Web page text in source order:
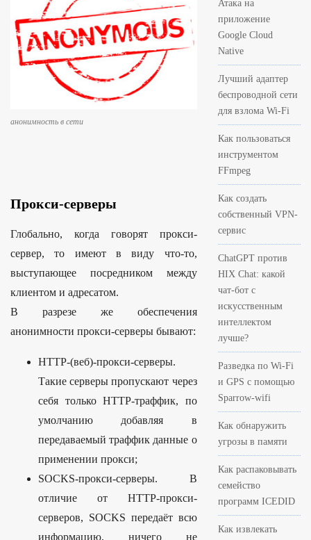
анонимность в сети
Прокси-серверы
Глобально, когда говорят прокси-
сервер, то имеют в виду что-то,
выступающее посредником между
клиентом и адресатом.
В разрезе же обеспечения
анонимности прокси-серверы бывают:
HTTP-(веб)-прокси-серверы.
Такие серверы пропускают через
себя только HTTP-траффик, по
умолчанию добавляя в
передаваемый траффик данные о
применении прокси;
SOCKS-прокси-серверы. В
отличие от HTTP-прокси-
серверов, SOCKS передаёт всю
информацию, ничего не
Атака на
приложение
Google Cloud
Native
Лучший адаптер
беспроводной сети
для взлома Wi-Fi
Как пользоваться
инструментом
FFmpeg
Как создать
собственный VPN-
сервис
ChatGPT против
HIX Chat: какой
чат-бот с
искусственным
интеллектом
лучше?
Разведка по Wi-Fi
и GPS с помощью
Sparrow-wifi
Как обнаружить
угрозы в памяти
Как распаковывать
семейство
программ ICEDID
Как извлекать